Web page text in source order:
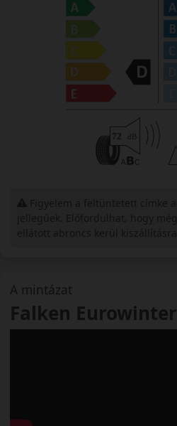
A mintázat
Falken Eurowinter